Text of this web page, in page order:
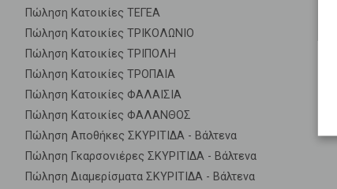
Πώληση Κατοικίες ΤΕΓΕΑ
Πώληση Κατοικίες ΤΡΙΚΟΛΩΝΙΟ
Πώληση Κατοικίες ΤΡΙΠΟΛΗ
Πώληση Κατοικίες ΤΡΟΠΑΙΑ
Πώληση Κατοικίες ΦΑΛΑΙΣΙΑ
Πώληση Κατοικίες ΦΑΛΑΝΘΟΣ
Πώληση Αποθήκες ΣΚΥΡΙΤΙΔΑ - Βάλτενα
Πώληση Γκαρσονιέρες ΣΚΥΡΙΤΙΔΑ - Βάλτενα
Πώληση Διαμερίσματα ΣΚΥΡΙΤΙΔΑ - Βάλτενα